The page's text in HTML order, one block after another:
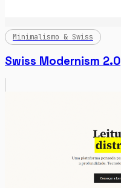
Minimalismo & Swiss
Swiss Modernism 2.0